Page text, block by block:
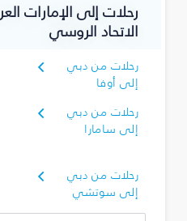
رحلات إلى الإمارات
الاتحاد الروسي
رحلات من دبي
إلى أوفا
رحلات من دبي
إلى سامارا
رحلات من دبي
إلى سوتشي